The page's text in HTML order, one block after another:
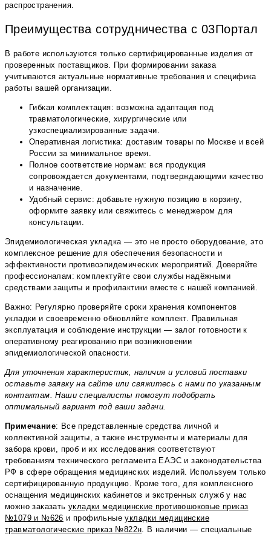
распространения.
Преимущества сотрудничества с 03Портал
В работе используются только сертифицированные изделия от
проверенных поставщиков. При формировании заказа
учитываются актуальные нормативные требования и специфика
работы вашей организации.
Гибкая комплектация: возможна адаптация под
травматологические, хирургические или
узкоспециализированные задачи.
Оперативная логистика: доставим товары по Москве и всей
России за минимальное время.
Полное соответствие нормам: вся продукция
сопровождается документами, подтверждающими качество
и назначение.
Удобный сервис: добавьте нужную позицию в корзину,
оформите заявку или свяжитесь с менеджером для
консультации.
Эпидемиологическая укладка — это не просто оборудование, это
комплексное решение для обеспечения безопасности и
эффективности противоэпидемических мероприятий. Доверяйте
профессионалам: комплектуйте свои службы надёжными
средствами защиты и профилактики вместе с нашей компанией.
Важно: Регулярно проверяйте сроки хранения компонентов
укладки и своевременно обновляйте комплект. Правильная
эксплуатация и соблюдение инструкции — залог готовности к
оперативному реагированию при возникновении
эпидемиологической опасности.
Для уточнения характеристик, наличия и условий поставки
оставьте заявку на сайте или свяжитесь с нами по указанным
контактам. Наши специалисты помогут подобрать
оптимальный вариант под ваши задачи.
Примечание: Все представленные средства личной и
коллективной защиты, а также инструменты и материалы для
забора крови, проб и их исследования соответствуют
требованиям технического регламента ЕАЭС и законодательства
РФ в сфере обращения медицинских изделий. Используем только
сертифицированную продукцию. Кроме того, для комплексного
оснащения медицинских кабинетов и экстренных служб у нас
можно заказатьукладки медицинские противошоковые приказ
№1079 и №626 и профильныеукладки медицинские
травматологические приказ №822н. В наличии — специальные